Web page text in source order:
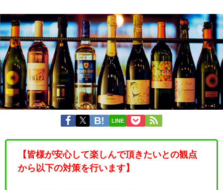
LINE
【皆様が安心して楽しんで頂きたいとの観点
から以下の対策を行います】